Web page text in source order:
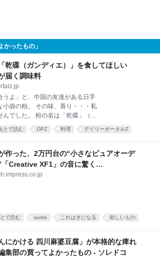
かったもの」
乾碟（ガンディエ）」を食してほしい
届く調味料
うよ」と、中国の友達がある日手
小袋の粉。 その味、香り・・・私
でした。 粉の名は「乾碟」（ガ
が届く調味料です。 そんな乾碟を
に入った粉 大学院生のころ、中国
留学生の女の子と仲良くなりまし
大好き。「日本には辛い食べ物が
ョッピングサイト「淘宝」（タオ
真っ赤な小袋をくれました。 なん
とで読む DPZ 料理 デイリーポータルZ
作った、2万円台の“小さなピュアオーデ
「Creative XF1」の音に驚く
で読む audio これはきになる 欲しいもの
にかける 四川麻婆豆腐」が本格的な痺れ
集部の買ってよかったもの - ソレドコ